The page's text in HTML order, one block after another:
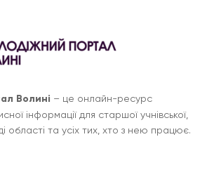
Волині – це онлайн-ресурс
інформації для старшої учнівської,
області та усіх тих, хто з нею працює.